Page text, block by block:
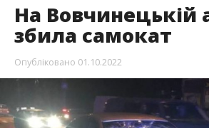
На Вовчинецькій
збила самокат
Опубліковано 01.10.2022